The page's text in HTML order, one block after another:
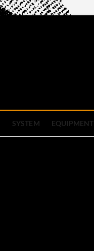
SYSTEM EQUIPMENT